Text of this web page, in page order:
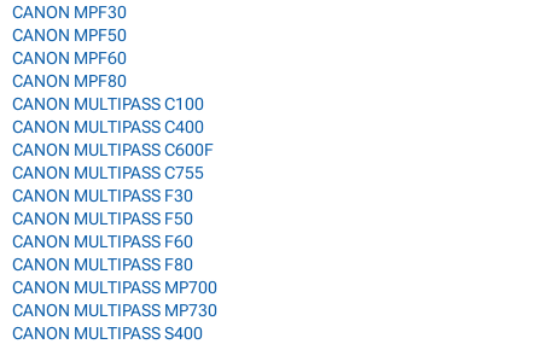
CANON MPF30
CANON MPF50
CANON MPF60
CANON MPF80
CANON MULTIPASS C100
CANON MULTIPASS C400
CANON MULTIPASS C600F
CANON MULTIPASS C755
CANON MULTIPASS F30
CANON MULTIPASS F50
CANON MULTIPASS F60
CANON MULTIPASS F80
CANON MULTIPASS MP700
CANON MULTIPASS MP730
CANON MULTIPASS S400